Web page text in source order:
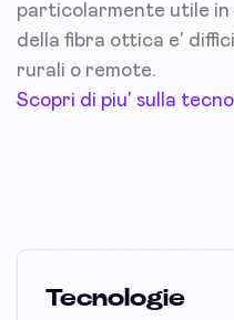
particolarmente utile in
della fibra ottica e'
rurali o remote.
Scopri di piu' sulla
Tecnologie